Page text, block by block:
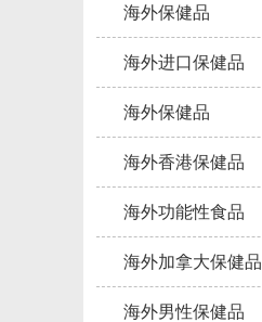
海外保健品
海外进口保健品
海外保健品
海外香港保健品
海外功能性食品
海外加拿大保健品
海外男性保健品